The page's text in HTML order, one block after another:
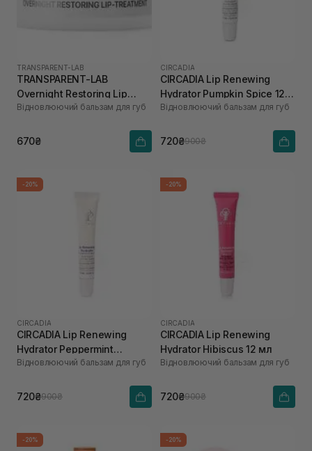
TRANSPARENT-LAB
TRANSPARENT-LAB
Overnight Restoring Lip
Treatment 15 мл
Відновлюючий бальзам для губ
670₴
CIRCADIA
CIRCADIA Lip Renewing
Hydrator Pumpkin Spice 12
мл
Відновлюючий бальзам для губ
720₴900₴
-20%
CIRCADIA
CIRCADIA Lip Renewing
Hydrator Peppermint
Mocha 12 мл
Відновлюючий бальзам для губ
720₴900₴
-20%
CIRCADIA
CIRCADIA Lip Renewing
Hydrator Hibiscus 12 мл
Відновлюючий бальзам для губ
720₴900₴
-20% -20%